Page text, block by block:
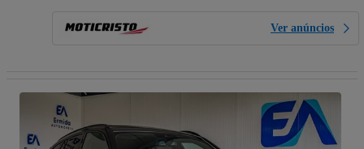
Ver anúncios